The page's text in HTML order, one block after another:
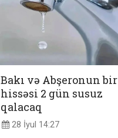
Bakı və Abşeronun bir
hissəsi 2 gün susuz
qalacaq
28 İyul 14:27